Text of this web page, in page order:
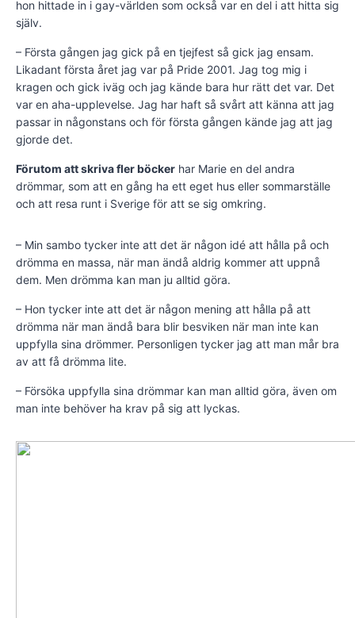
hon hittade in i gay-världen som också var en del i att hitta sig
själv.
– Första gången jag gick på en tjejfest så gick jag ensam.
Likadant första året jag var på Pride 2001. Jag tog mig i
kragen och gick iväg och jag kände bara hur rätt det var. Det
var en aha-upplevelse. Jag har haft så svårt att känna att jag
passar in någonstans och för första gången kände jag att jag
gjorde det.
Förutom att skriva fler böcker har Marie en del andra
drömmar, som att en gång ha ett eget hus eller sommarställe
och att resa runt i Sverige för att se sig omkring.
– Min sambo tycker inte att det är någon idé att hålla på och
drömma en massa, när man ändå aldrig kommer att uppnå
dem. Men drömma kan man ju alltid göra.
– Hon tycker inte att det är någon mening att hålla på att
drömma när man ändå bara blir besviken när man inte kan
uppfylla sina drömmer. Personligen tycker jag att man mår bra
av att få drömma lite.
– Försöka uppfylla sina drömmar kan man alltid göra, även om
man inte behöver ha krav på sig att lyckas.